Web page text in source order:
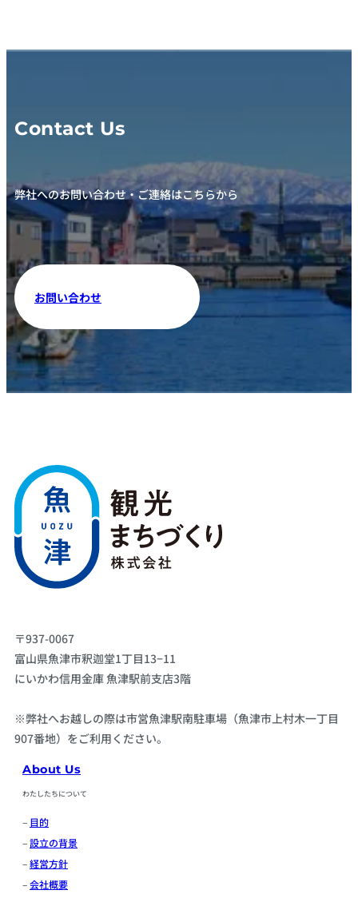
Contact Us
弊社へのお問い合わせ・ご連絡はこちらから
お問い合わせ
〒937-0067
富山県魚津市釈迦堂1丁目13−11
にいかわ信用金庫 魚津駅前支店3階
※弊社へお越しの際は市営魚津駅南駐車場（魚津市上村木一丁目
907番地）をご利用ください。
About Us
わたしたちについて
– 目的
–設立の背景
–経営方針
–会社概要